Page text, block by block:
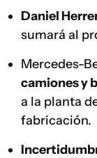
Daniel
sumará al
Mercedes-
camiones y
a la planta
fabricación.